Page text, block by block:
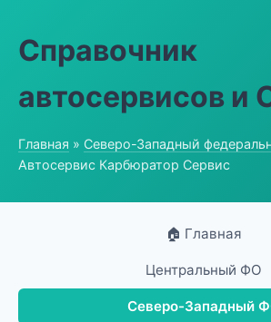
Справочник
автосервисов и
Главная » Северо-Западный
Автосервис Карбюратор Сервис
🏠 Главная
Центральный ФО
Северо-Западный